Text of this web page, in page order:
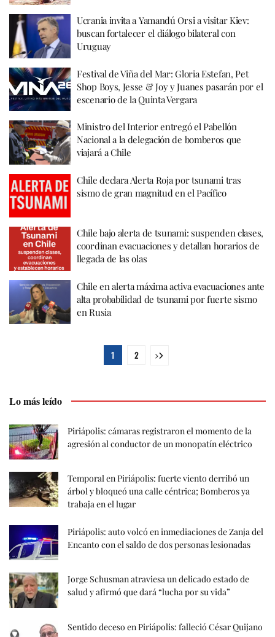
Ucrania invita a Yamandú Orsi a visitar Kiev:
buscan fortalecer el diálogo bilateral con
Uruguay
Festival de Viña del Mar: Gloria Estefan, Pet
Shop Boys, Jesse & Joy y Juanes pasarán por el
escenario de la Quinta Vergara
Ministro del Interior entregó el Pabellón
Nacional a la delegación de bomberos que
viajará a Chile
Chile declara Alerta Roja por tsunami tras
sismo de gran magnitud en el Pacífico
Chile bajo alerta de tsunami: suspenden clases,
coordinan evacuaciones y detallan horarios de
llegada de las olas
Chile en alerta máxima activa evacuaciones ante
alta probabilidad de tsunami por fuerte sismo
en Rusia
1 2
Lo más leído
Piriápolis: cámaras registraron el momento de la
agresión al conductor de un monopatín eléctrico
Temporal en Piriápolis: fuerte viento derribó un
árbol y bloqueó una calle céntrica; Bomberos ya
trabaja en el lugar
Piriápolis: auto volcó en inmediaciones de Zanja del
Encanto con el saldo de dos personas lesionadas
Jorge Schusman atraviesa un delicado estado de
salud y afirmó que dará “lucha por su vida”
Sentido deceso en Piriápolis: falleció César Quijano